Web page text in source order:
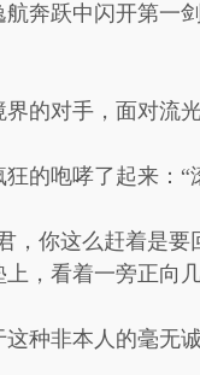
航奔跃中闪开第一
界的对手，面对流
狂的咆哮了起来：“
，你这么赶着是
，看着一旁正向
这种非本人的毫无